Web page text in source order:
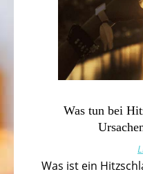
Was tun bei
Was ist ein